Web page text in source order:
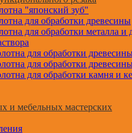
"японский зуб"
для обработки древесины
для обработки металла и
для обработки
для обработки
для обработки камня и
и мебельных мастерских